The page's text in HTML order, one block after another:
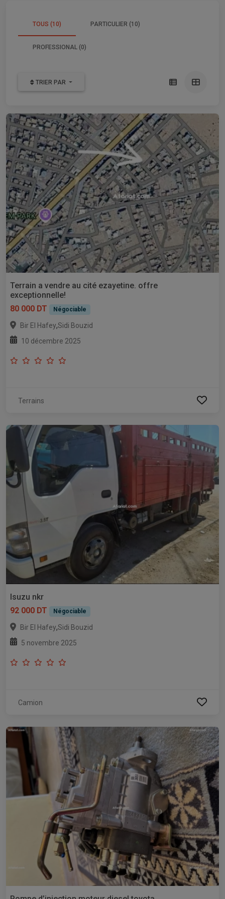
TOUS (10) PARTICULIER (10)
PROFESSIONAL (0)
TRIER PAR
Terrain a vendre au cité ezayetine. offre
exceptionnelle!
80 000 DT
Négociable
Bir El Hafey,Sidi Bouzid
10 décembre 2025
Terrains
Isuzu nkr
92 000 DT
Négociable
Bir El Hafey,Sidi Bouzid
5 novembre 2025
Camion